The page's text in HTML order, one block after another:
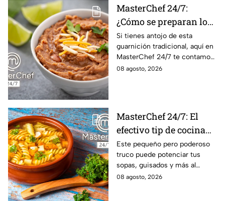
MasterChef 24/7:
¿Cómo se preparan los
frijoles puercos estilo
Sonora?
Si tienes antojo de esta
guarnición tradicional, aquí en
MasterChef 24/7 te contamos
la receta.
08 agosto, 2026
MasterChef 24/7: El
efectivo tip de cocina
de las abuelas para
darle sabor extra al
caldillo
Este pequeño pero poderoso
truco puede potenciar tus
sopas, guisados y más al
máximo.
08 agosto, 2026